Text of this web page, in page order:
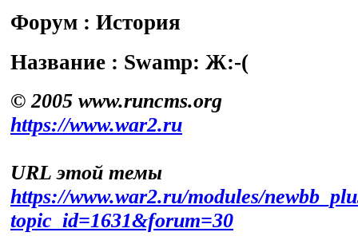
Форум : История
Название : Swamp: Ж:-(
© 2005 www.runcms.org
https://www.war2.ru
URL этой темы
https://www.war2.ru/modules/
topic_id=1631&forum=30